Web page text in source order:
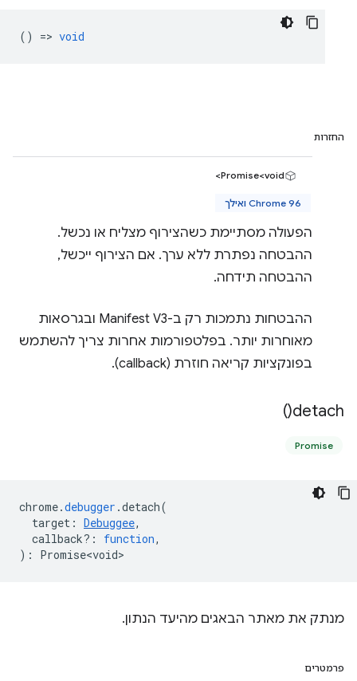
() => void
החזרות
Promise<void>
Chrome 96 ואילך
הפעולה מסתיימת כשהצירוף מצליח או נכשל.
ההבטחה נפתרת ללא ערך. אם הצירוף ייכשל,
ההבטחה תידחה.
ההבטחות נתמכות רק ב-Manifest V3 ובגרסאות
מאוחרות יותר. בפלטפורמות אחרות צריך להשתמש
בפונקציות קריאה חוזרת (callback).
detach(
)
Promise
chrome.debugger .detach(
target : Debuggee,
callback? : function,
) : Promise<void>
מנתק את מאתר הבאגים מהיעד הנתון.
פרמטרים